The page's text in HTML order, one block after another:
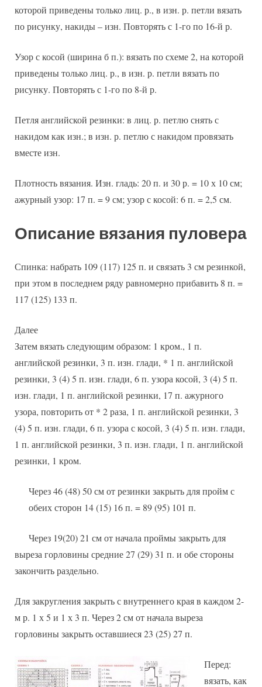
которой приведены только лиц. р., в изн. р. петли вязать
по рисунку, накиды – изн. Повторять с 1-го по 16-й р.
Узор с косой (ширина б п.): вязать по схеме 2, на которой
приведены только лиц. р., в изн. р. петли вязать по
рисунку. Повторять с 1-го по 8-й р.
Петля английской резинки: в лиц. р. петлю снять с
накидом как изн.; в изн. р. петлю с накидом провязать
вместе изн.
Плотность вязания. Изн. гладь: 20 п. и 30 р. = 10 х 10 см;
ажурный узор: 17 п. = 9 см; узор с косой: 6 п. = 2,5 см.
Описание вязания пуловера
Спинка: набрать 109 (117) 125 п. и связать 3 см резинкой,
при этом в последнем ряду равномерно прибавить 8 п. =
117 (125) 133 п.
Далее
Затем вязать следующим образом: 1 кром., 1 п.
английской резинки, 3 п. изн. глади, * 1 п. английской
резинки, 3 (4) 5 п. изн. глади, 6 п. узора косой, 3 (4) 5 п.
изн. глади, 1 п. английской резинки, 17 п. ажурного
узора, повторить от * 2 раза, 1 п. английской резинки, 3
(4) 5 п. изн. глади, 6 п. узора с косой, 3 (4) 5 п. изн. глади,
1 п. английской резинки, 3 п. изн. глади, 1 п. английской
резинки, 1 кром.
Через 46 (48) 50 см от резинки закрыть для пройм с
обеих сторон 14 (15) 16 п. = 89 (95) 101 п.
Через 19(20) 21 см от начала проймы закрыть для
выреза горловины средние 27 (29) 31 п. и обе стороны
закончить раздельно.
Для закругления закрыть с внутреннего края в каждом 2-
м р. 1 х 5 и 1 х 3 п. Через 2 см от начала выреза
горловины закрыть оставшиеся 23 (25) 27 п.
Перед:
вязать, как